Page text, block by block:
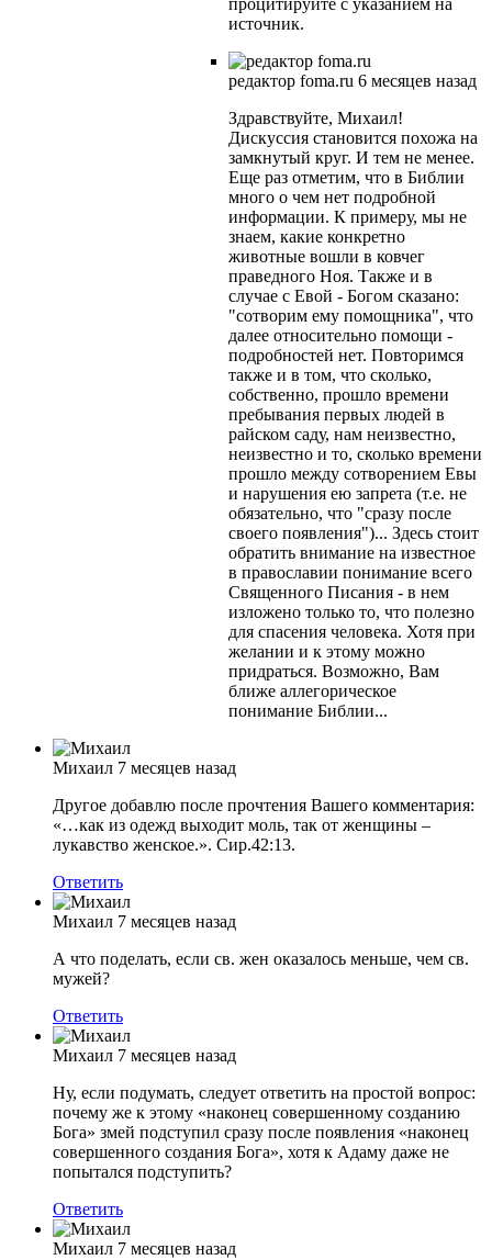
источник.
редактор foma.ru 6 месяцев назад
Здравствуйте, Михаил!
Дискуссия становится похожа на
замкнутый круг. И тем не менее.
Еще раз отметим, что в Библии
много о чем нет подробной
информации. К примеру, мы не
знаем, какие конкретно
животные вошли в ковчег
праведного Ноя. Также и в
случае с Евой - Богом сказано:
"сотворим ему помощника", что
далее относительно помощи -
подробностей нет. Повторимся
также и в том, что сколько,
собственно, прошло времени
пребывания первых людей в
райском саду, нам неизвестно,
неизвестно и то, сколько времени
прошло между сотворением Евы
и нарушения ею запрета (т.е. не
обязательно, что "сразу после
своего появления")... Здесь стоит
обратить внимание на известное
в православии понимание всего
Священного Писания - в нем
изложено только то, что полезно
для спасения человека. Хотя при
желании и к этому можно
придраться. Возможно, Вам
ближе аллегорическое
понимание Библии...
Михаил 7 месяцев назад
Другое добавлю после прочтения Вашего комментария:
«…как из одежд выходит моль, так от женщины –
лукавство женское.». Сир.42:13.
Ответить
Михаил 7 месяцев назад
А что поделать, если св. жен оказалось меньше, чем св.
мужей?
Ответить
Михаил 7 месяцев назад
Ну, если подумать, следует ответить на простой вопрос:
почему же к этому «наконец совершенному созданию
Бога» змей подступил сразу после появления «наконец
совершенного создания Бога», хотя к Адаму даже не
попытался подступить?
Ответить
Михаил 7 месяцев назад